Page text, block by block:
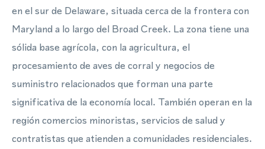
en el sur de Delaware, situada cerca de la frontera con
Maryland a lo largo del Broad Creek. La zona tiene una
sólida base agrícola, con la agricultura, el
procesamiento de aves de corral y negocios de
suministro relacionados que forman una parte
significativa de la economía local. También operan en la
región comercios minoristas, servicios de salud y
contratistas que atienden a comunidades residenciales.